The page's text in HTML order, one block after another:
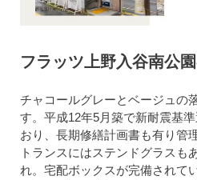
フラッツ上野入谷南公
チャコールグレーとベージュの
す。平成12年5月築で新耐震基
おり、長期修繕計画書も有り管
トランスにはステンドグラスも
れ。宅配ボックスが完備されて